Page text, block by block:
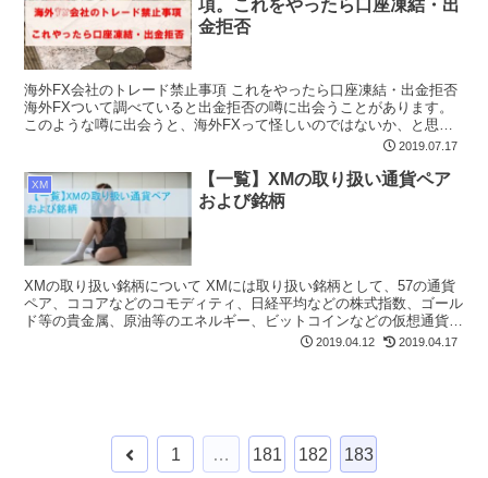
項。これをやったら口座凍結・出
金拒否
海外FX会社のトレード禁止事項 これをやったら口座凍結・出金拒否
海外FXついて調べていると出金拒否の噂に出会うことがあります。
このような噂に出会うと、海外FXって怪しいのではないか、と思っ
2019.07.17
XM
【一覧】XMの取り扱い通貨ペア
および銘柄
XMの取り扱い銘柄について XMには取り扱い銘柄として、57の通貨
ペア、ココアなどのコモディティ、日経平均などの株式指数、ゴール
ド等の貴金属、原油等のエネルギー、ビットコインなどの仮想通貨が
あります。 XMには口座のタイプが3種類あり、口座...
2019.04.12 2019.04.17
前
1 … 181 182 183